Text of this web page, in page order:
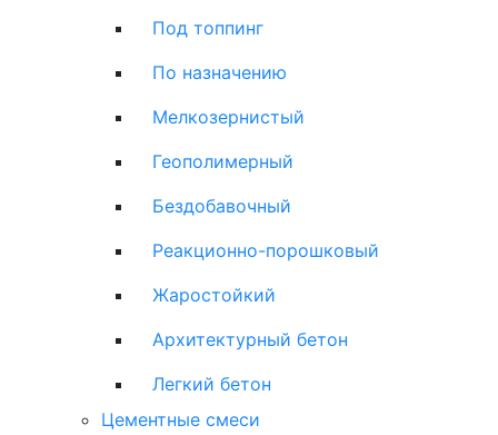
Под топпинг
По назначению
Мелкозернистый
Геополимерный
Бездобавочный
Реакционно-порошковый
Жаростойкий
Архитектурный бетон
Легкий бетон
Цементные смеси